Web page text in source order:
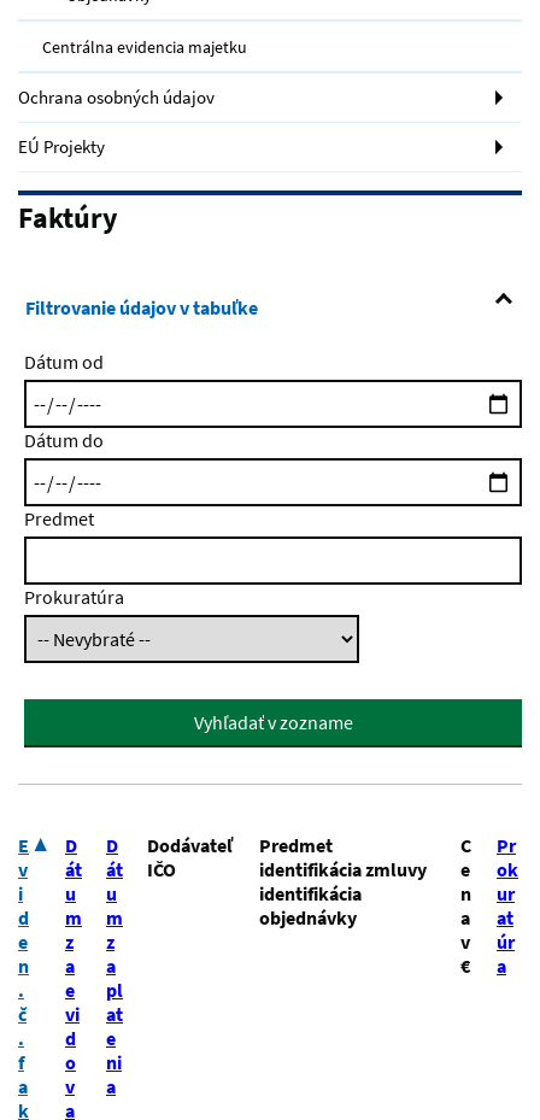
Centrálna evidencia majetku
Ochrana osobných údajov
EÚ Projekty
Faktúry
Filtrovanie údajov v tabuľke
Dátum od
Dátum do
Predmet
Prokuratúra
Vyhľadať v zozname
E
v
i
d
e
n
.
č
.
f
a
k
D
át
u
m
z
a
e
vi
d
o
v
a
D
át
u
m
z
a
pl
at
e
ni
a
Dodávateľ
IČO
Predmet
identifikácia zmluvy
identifikácia
objednávky
C
e
n
a
v
€
Pr
ok
ur
at
úr
a